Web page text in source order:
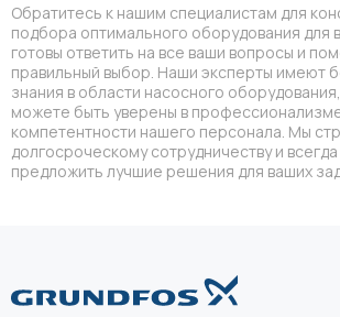
Обратитесь к нашим специалистам для
подбора оптимального оборудования для
готовы ответить на все ваши вопросы и
правильный выбор. Наши эксперты имеют
знания в области насосного
можете быть уверены в
компетентности нашего персонала. Мы
долгосроческому сотрудничеству и
предложить лучшие решения для ваших